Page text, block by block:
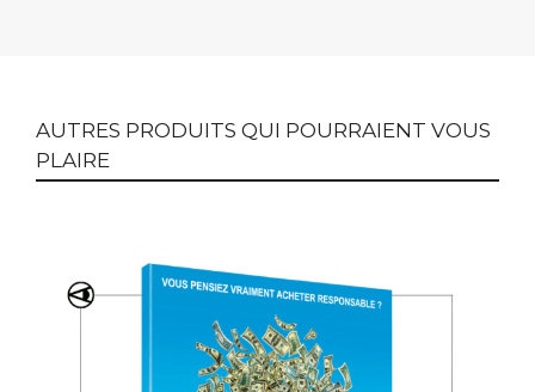
AUTRES PRODUITS QUI POURRAIENT VOUS
PLAIRE